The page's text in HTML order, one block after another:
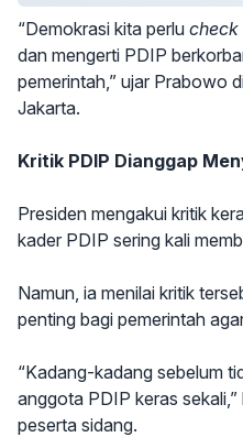
“Demokrasi kita perlu check
dan mengerti PDIP
pemerintah,” ujar Prabowo
Jakarta.
Kritik PDIP Dianggap
Presiden mengakui kritik
kader PDIP sering kali
Namun, ia menilai kritik
penting bagi pemerintah
“Kadang-kadang sebelum
anggota PDIP keras
peserta sidang.